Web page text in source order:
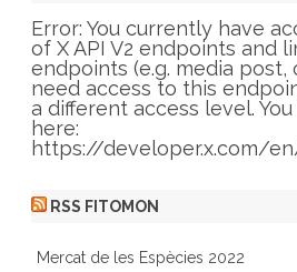
r
i
e
s
Error: You currently have
of X API V2 endpoints and
endpoints (e.g. media post,
need access to this
a different access level.
here:
https://developer.x.com/
RSS FITOMON
Mercat de les Espècies 2022